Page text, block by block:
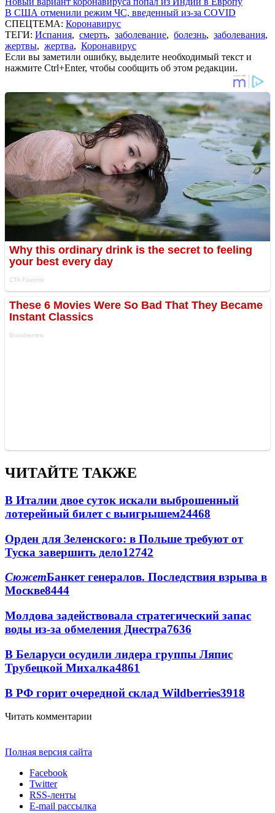
В США отменили режим ЧС, введенный из-за COVID
СПЕЦТЕМА: Коронавирус
ТЕГИ: Испания, смерть, заболевание, болезнь, заболевания,
жертвы, жертва, Коронавирус
Если вы заметили ошибку, выделите необходимый текст и
нажмите Ctrl+Enter, чтобы сообщить об этом редакции.
ЧИТАЙТЕ ТАКЖЕ
В Италии двое суток искали выброшенный
лотерейный билет с выигрышем24468
Орден для Зеленского: в Польше требуют от
Туска завершить дело12742
СюжетБанкет генералов. Последствия взрыва в
Москве8444
Молдова задействовала стратегический запас
воды из-за обмеления Днестра7636
В Беларуси осудили лидера группы Ляпис
Трубецкой Михалка4861
В РФ горит очередной склад Wildberries3918
Читать комментарии
Полная версия сайта
Facebook
Twitter
RSS-ленты
E-mail рассылка